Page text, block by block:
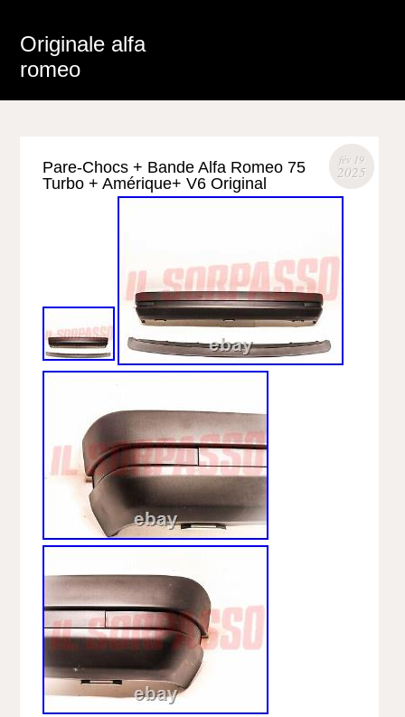
Originale alfa
romeo
fév 19
2025
Pare-Chocs + Bande Alfa Romeo 75
Turbo + Amérique+ V6 Original